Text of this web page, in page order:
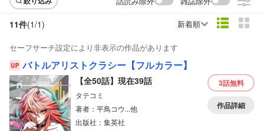
11件(1/1) 新着順
セーフサーチ設定により非表示の作品があります
バトルアリストクラシー【フルカラー】
【全50話】現在39話
タテコミ
著者：平鳥コウ...他
出版社：集英社
3話無料
作品詳細